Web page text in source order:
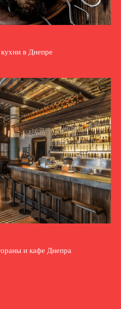
в Днепре
и кафе Днепра